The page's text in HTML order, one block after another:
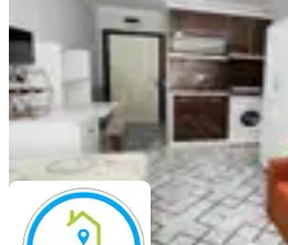
1.050.000 ₺
FAVORİ EMLAK GAYRİMENKUL